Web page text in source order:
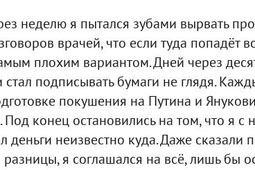
неделю я пытался зубами вырвать
врачей, что если туда попадёт
плохим вариантом. Дней через
стал подписывать бумаги не глядя.
покушения на Путина и
Под конец остановились на том, что я
деньги неизвестно куда. Даже сказали
я соглашался на всё, лишь бы